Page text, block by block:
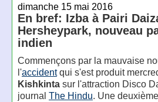
dimanche 15 mai 2016
En bref: Izba à Pairi
Hersheypark, nouveau
indien
Commençons par la mauvaise
l'accidentqui s'est produit
Kishkintasur l'attraction Disco
journal The Hindu. Une